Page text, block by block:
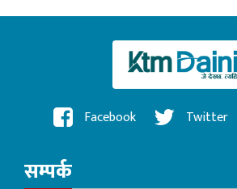
Facebook Twitter
सम्पर्क